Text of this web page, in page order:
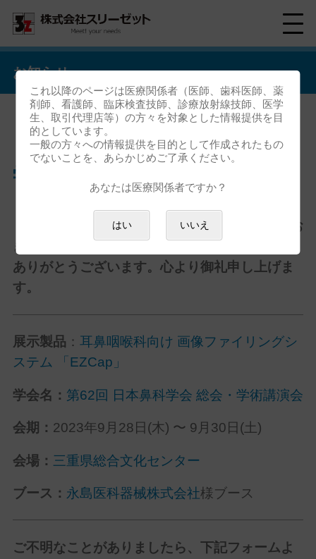
お知らせ
「第62回 日本鼻科学会 総会・
学術講演会」ご来場御礼
「第62回 日本鼻科学会 総会・学術講演会」にお
きましては、全国各地よりご来場いただき誠に
ありがとうございます。心より御礼申し上げま
す。
展示製品 ： 耳鼻咽喉科向け 画像ファイリングシ
ステム 「EZCap」
学会名： 第62回 日本鼻科学会 総会・学術講演会
会期： 2023年9月28日(木) 〜 9月30日(土)
会場： 三重県総合文化センター
ブース： 永島医科器械株式会社様ブース
ご不明なことがありましたら、下記フォームよ
これ以降のページは医療関係者（医師、歯科医師、薬
剤師、看護師、臨床検査技師、診療放射線技師、医学
生、取引代理店等）の方々を対象とした情報提供を目
的としています。
一般の方々への情報提供を目的として作成されたもの
でないことを、あらかじめご了承ください。
あなたは医療関係者ですか？
はい いいえ